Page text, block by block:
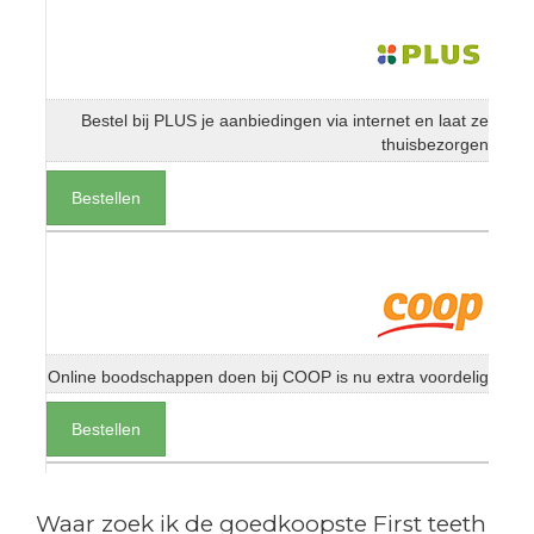
Bestel bij PLUS je aanbiedingen via internet en laat ze
thuisbezorgen
Bestellen
Online boodschappen doen bij COOP is nu extra voordelig
Bestellen
Waar zoek ik de goedkoopste First teeth